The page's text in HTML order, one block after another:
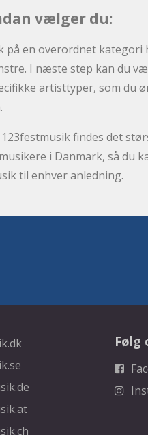
vælger du:
på en overordnet kategori
I næste step kan du
artisttyper, som du
123festmusik findes det
i Danmark, så du
til enhver anledning.
Følg